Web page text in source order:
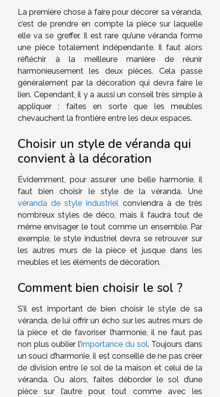
La première chose à faire pour décorer sa véranda,
c’est de prendre en compte la pièce sur laquelle
elle va se greffer. Il est rare qu’une véranda forme
une pièce totalement indépendante. Il faut alors
réfléchir à la meilleure manière de réunir
harmonieusement les deux pièces. Cela passe
généralement par la décoration qui devra faire le
lien. Cependant, il y a aussi un conseil très simple à
appliquer : faites en sorte que les meubles
chevauchent la frontière entre les deux espaces.
Choisir un style de véranda qui
convient à la décoration
Évidemment, pour assurer une belle harmonie, il
faut bien choisir le style de la véranda. Une
véranda de style industriel conviendra à de très
nombreux styles de déco, mais il faudra tout de
même envisager le tout comme un ensemble. Par
exemple, le style industriel devra se retrouver sur
les autres murs de la pièce et jusque dans les
meubles et les éléments de décoration.
Comment bien choisir le sol ?
S’il est important de bien choisir le style de sa
véranda, de lui offrir un écho sur les autres murs de
la pièce et de favoriser l’harmonie, il ne faut pas
non plus oublier l’importance du sol. Toujours dans
un souci d’harmonie, il est conseillé de ne pas créer
de division entre le sol de la maison et celui de la
véranda. Ou alors, faites déborder le sol d’une
pièce sur l’autre pour, tout comme avec les